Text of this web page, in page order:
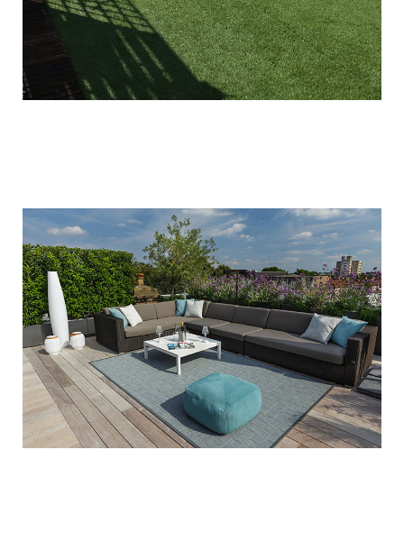
Εξωτερικός χώρος – Άνω Βούλα
ΔΙΑΜΌΡΦΩΣΗ ΠΕΡΙΒΑΛΛΌΝΤΩΝ ΧΏΡΩΝ